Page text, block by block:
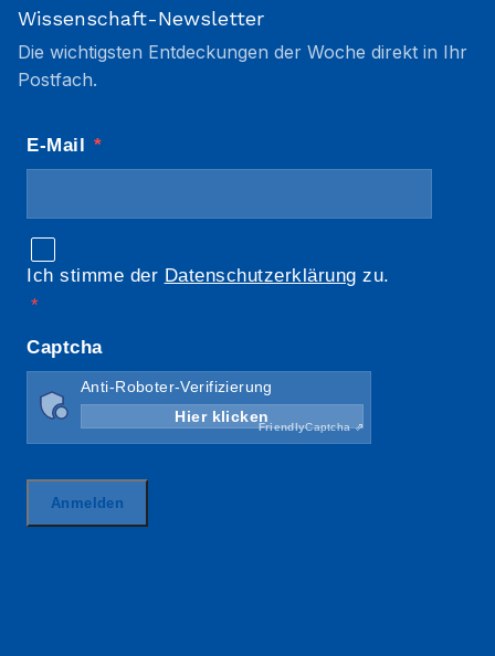
Wissenschaft-Newsletter
Die wichtigsten Entdeckungen der Woche direkt in Ihr
Postfach.